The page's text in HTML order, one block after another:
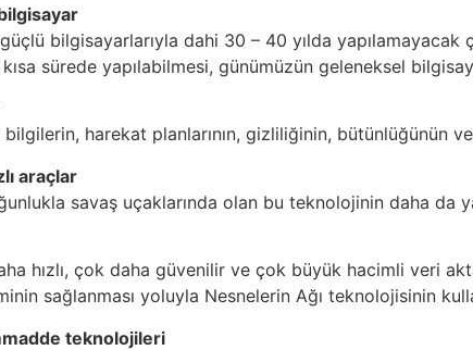
bilgisayarlarıyla dahi 30 – 40 yılda
sürede yapılabilmesi, günümüzün geleneksel
harekat planlarının, gizliliğinin, bütünlüğünün
araçlar
savaş uçaklarında olan bu teknolojinin daha da
hızlı, çok daha güvenilir ve çok büyük hacimli veri
sağlanması yoluyla Nesnelerin Ağı teknolojisinin
teknolojileri